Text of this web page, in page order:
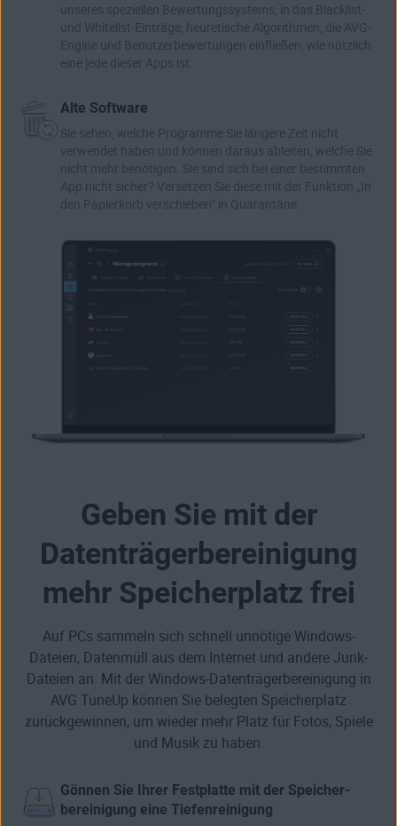
unseres speziellen Bewertungssystems, in das Blacklist-
und Whitelist-Einträge, heuretische Algorithmen, die AVG-
Engine und Benutzerbewertungen einfließen, wie nützlich
eine jede dieser Apps ist.
Alte Software
Sie sehen, welche Programme Sie längere Zeit nicht
verwendet haben und können daraus ableiten, welche Sie
nicht mehr benötigen. Sie sind sich bei einer bestimmten
App nicht sicher? Versetzen Sie diese mit der Funktion „In
den Papierkorb verschieben“ in Quarantäne.
Geben Sie mit der
Datenträger­bereinigung
mehr Speicherplatz frei
Auf PCs sammeln sich schnell unnötige Windows-
Dateien, Datenmüll aus dem Internet und andere Junk-
Dateien an. Mit der Windows-Datenträger­bereinigung in
AVG TuneUp können Sie belegten Speicherplatz
zurückgewinnen, um wieder mehr Platz für Fotos, Spiele
und Musik zu haben.
Gönnen Sie Ihrer Festplatte mit der Speicher­
bereinigung eine Tiefenreinigung